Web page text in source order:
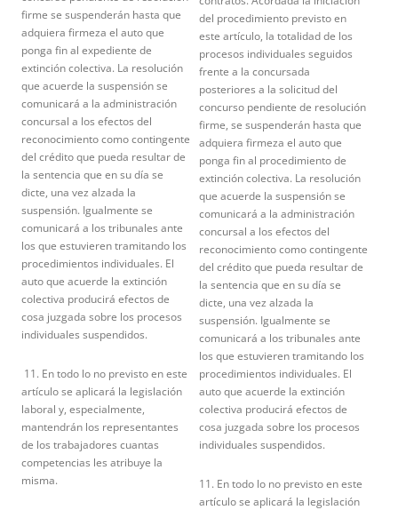
firme se suspenderán hasta que
adquiera firmeza el auto que
ponga fin al expediente de
extinción colectiva. La resolución
que acuerde la suspensión se
comunicará a la administración
concursal a los efectos del
reconocimiento como contingente
del crédito que pueda resultar de
la sentencia que en su día se
dicte, una vez alzada la
suspensión. Igualmente se
comunicará a los tribunales ante
los que estuvieren tramitando los
procedimientos individuales. El
auto que acuerde la extinción
colectiva producirá efectos de
cosa juzgada sobre los procesos
individuales suspendidos.
11. En todo lo no previsto en este
artículo se aplicará la legislación
laboral y, especialmente,
mantendrán los representantes
de los trabajadores cuantas
competencias les atribuye la
misma.
del procedimiento previsto en
este artículo, la totalidad de los
procesos individuales seguidos
frente a la concursada
posteriores a la solicitud del
concurso pendiente de resolución
firme, se suspenderán hasta que
adquiera firmeza el auto que
ponga fin al procedimiento de
extinción colectiva. La resolución
que acuerde la suspensión se
comunicará a la administración
concursal a los efectos del
reconocimiento como contingente
del crédito que pueda resultar de
la sentencia que en su día se
dicte, una vez alzada la
suspensión. Igualmente se
comunicará a los tribunales ante
los que estuvieren tramitando los
procedimientos individuales. El
auto que acuerde la extinción
colectiva producirá efectos de
cosa juzgada sobre los procesos
individuales suspendidos.
11. En todo lo no previsto en este
artículo se aplicará la legislación